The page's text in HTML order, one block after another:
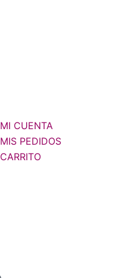
MI CUENTA
MIS PEDIDOS
CARRITO